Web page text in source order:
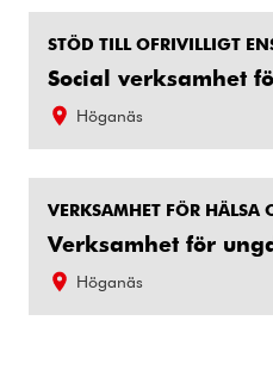
STÖD TILL OFRIVILLIGT
Social verksamhet
Höganäs
VERKSAMHET FÖR HÄLSA
Verksamhet för
Höganäs